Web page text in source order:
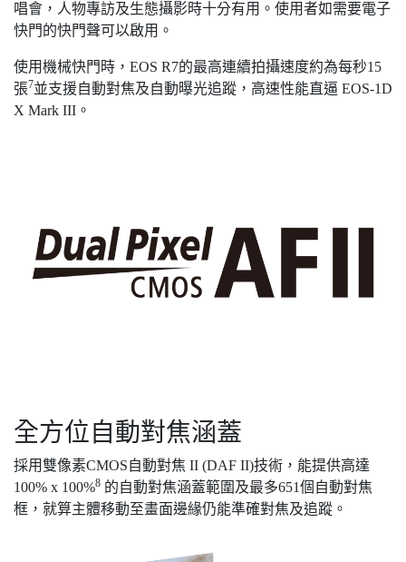
唱會，人物專訪及生態攝影時十分有用。使用者如需要電子
快門的快門聲可以啟用。
使用機械快門時，EOS R7的最高連續拍攝速度約為每秒15
張7並支援自動對焦及自動曝光追蹤，高速性能直逼 EOS-1D
X Mark III。
全方位自動對焦涵蓋
採用雙像素CMOS自動對焦 II (DAF II)技術，能提供高達
100% x 100%8 的自動對焦涵蓋範圍及最多651個自動對焦
框，就算主體移動至畫面邊緣仍能準確對焦及追蹤。